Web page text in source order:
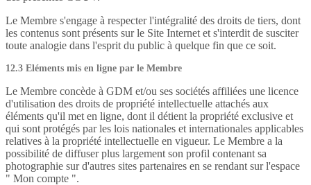
Le Membre s'engage à respecter l'intégralité des droits de tiers, dont
les contenus sont présents sur le Site Internet et s'interdit de susciter
toute analogie dans l'esprit du public à quelque fin que ce soit.
12.3 Eléments mis en ligne par le Membre
Le Membre concède à GDM et/ou ses sociétés affiliées une licence
d'utilisation des droits de propriété intellectuelle attachés aux
éléments qu'il met en ligne, dont il détient la propriété exclusive et
qui sont protégés par les lois nationales et internationales applicables
relatives à la propriété intellectuelle en vigueur. Le Membre a la
possibilité de diffuser plus largement son profil contenant sa
photographie sur d'autres sites partenaires en se rendant sur l'espace
" Mon compte ".